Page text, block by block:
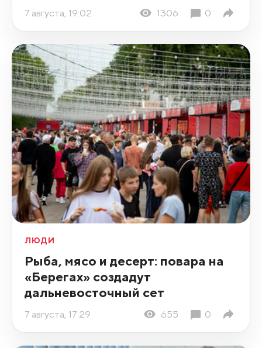
7 августа, 19:02 1306 0
ЛЮДИ
Рыба, мясо и десерт: повара на
«Берегах» создадут
дальневосточный сет
7 августа, 17:29 655 0